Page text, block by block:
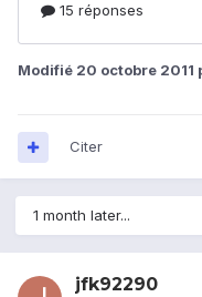
Modifié 20 octobre 2011
Citer
1 month later...
jfk92290